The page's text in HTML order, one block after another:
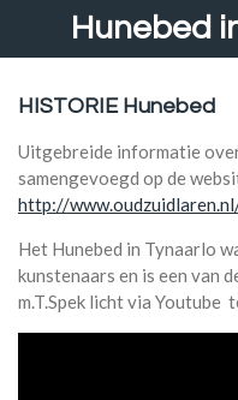
de
Hunebed
HISTORIE Hunebed
Uitgebreide informatie
samengevoegd op de
http://
Het Hunebed in Tynaarlo
kunstenaars en is een van
m.T.Spek licht via Youtube